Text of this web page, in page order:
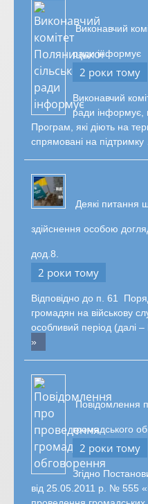
Виконавчий
ради інформує
2 роки тому
Виконавчий
ради інформує,
Програм, які діють на
спрямовані на підтримку
Деякі питання
здійснення особою
дод.8.
2 роки тому
Відповідно до п. 61
громадян на військову
особливий період (далі
»
Повідомлення
громадського
2 роки тому
Згідно
від 25.05.2011 р. № 555